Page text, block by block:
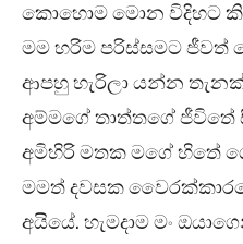
කොහොම මොන විදිහට
මම හරිම පරිස්සමට ජීවත්
ආපහු හැරිලා යන්න
අම්මගේ තාත්තගේ ජීවිතේ
අමිහිරි මතක මගේ හිතේ
මමත් දවසක
අයියේ. හැමදාම මං